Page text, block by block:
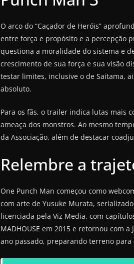
O arco do “Caçador de Heróis”
entre força e propósito e a percepção
questiona a moralidade do sistema e
crescimento de sua força e sua visão
testar limites, inclusive o de Saitama,
absoluto.
Para os fãs, o trailer indica lutas mais
ameaça dos monstros. Ao mesmo
da Associação, além de destacar
Relembre a
One Punch Man começou como
com arte de Yusuke Murata,
licenciada pela Viz Media, com
MADHOUSE em 2015 e retornou com
ano passado, preparando terreno